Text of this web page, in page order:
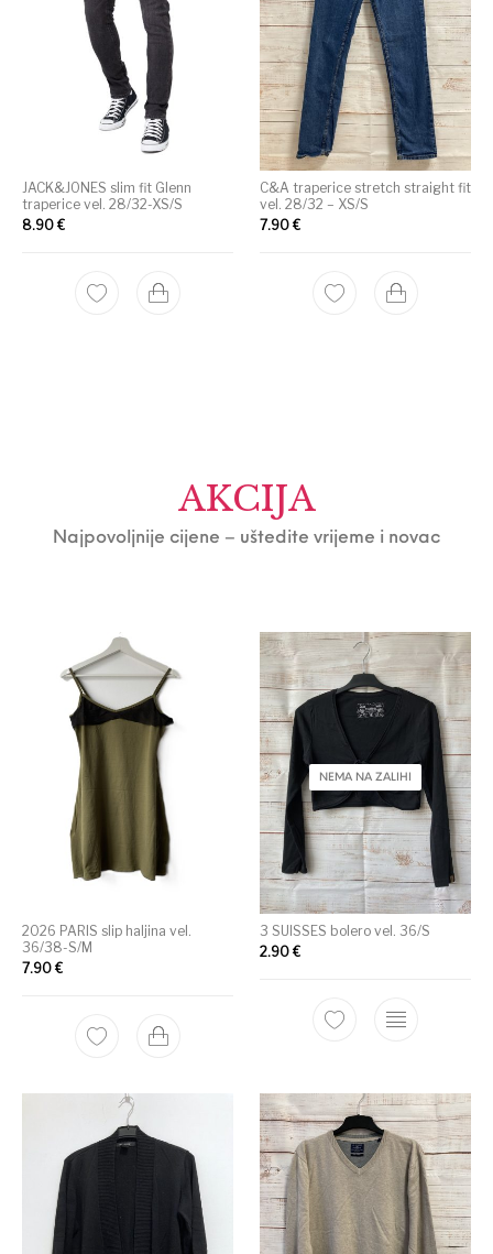
JACK&JONES slim fit Glenn
traperice vel. 28/32-XS/S
8.90 €
C&A traperice stretch straight fit
vel. 28/32 – XS/S
7.90 €
AKCIJA
Najpovoljnije cijene – uštedite vrijeme i novac
2026 PARIS slip haljina vel.
36/38-S/M
7.90 €
NEMA NA ZALIHI
3 SUISSES bolero vel. 36/S
2.90 €